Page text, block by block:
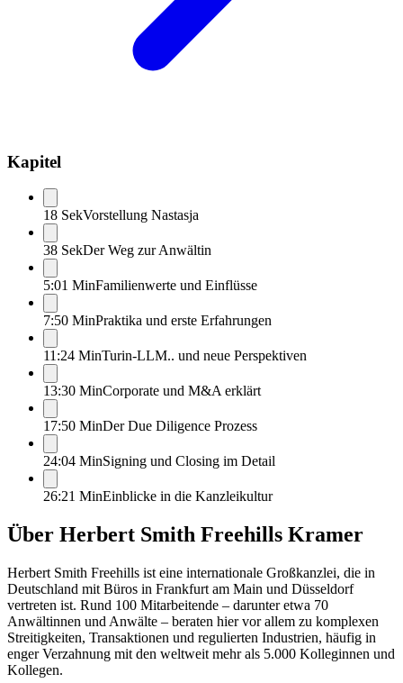
Kapitel
18 SekVorstellung Nastasja
38 SekDer Weg zur Anwältin
5:01 MinFamilienwerte und Einflüsse
7:50 MinPraktika und erste Erfahrungen
11:24 MinTurin-LLM.. und neue Perspektiven
13:30 MinCorporate und M&A erklärt
17:50 MinDer Due Diligence Prozess
24:04 MinSigning und Closing im Detail
26:21 MinEinblicke in die Kanzleikultur
Über Herbert Smith Freehills Kramer
Herbert Smith Freehills ist eine internationale Großkanzlei, die in
Deutschland mit Büros in Frankfurt am Main und Düsseldorf
vertreten ist. Rund 100 Mitarbeitende – darunter etwa 70
Anwältinnen und Anwälte – beraten hier vor allem zu komplexen
Streitigkeiten, Transaktionen und regulierten Industrien, häufig in
enger Verzahnung mit den weltweit mehr als 5.000 Kolleginnen und
Kollegen.